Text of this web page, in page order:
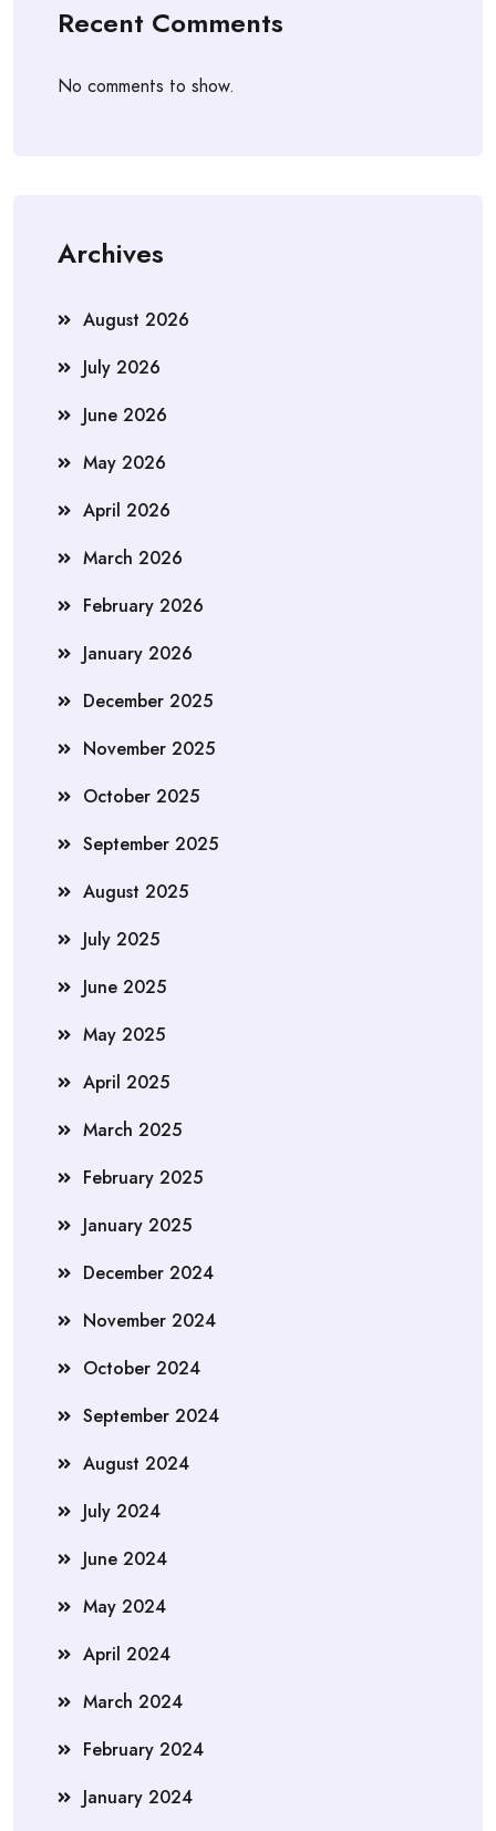
Recent Comments
No comments to show.
Archives
August 2026
July 2026
June 2026
May 2026
April 2026
March 2026
February 2026
January 2026
December 2025
November 2025
October 2025
September 2025
August 2025
July 2025
June 2025
May 2025
April 2025
March 2025
February 2025
January 2025
December 2024
November 2024
October 2024
September 2024
August 2024
July 2024
June 2024
May 2024
April 2024
March 2024
February 2024
January 2024